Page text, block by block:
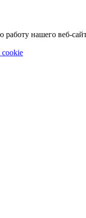
нашего веб-
cookie